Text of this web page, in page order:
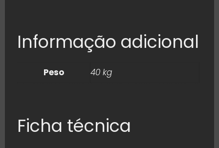
Informação adicional
Peso 40 kg
Ficha técnica